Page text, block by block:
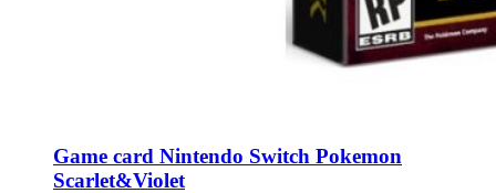
Game card Nintendo Switch Pokemon
Scarlet&Violet